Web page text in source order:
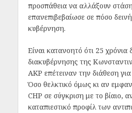
προσπάθεια να αλλάξουν
επανεπιβεβαίωσε σε πόσο
κυβέρνηση.
Είναι κατανοητό ότι 25 χρόνια
διακυβέρνησης της
AKP επέτειναν την διάθεση
Όσο θελκτικό όμως κι αν
CHP σε σύγκριση με το βίαιο,
καταπιεστικό προφίλ των